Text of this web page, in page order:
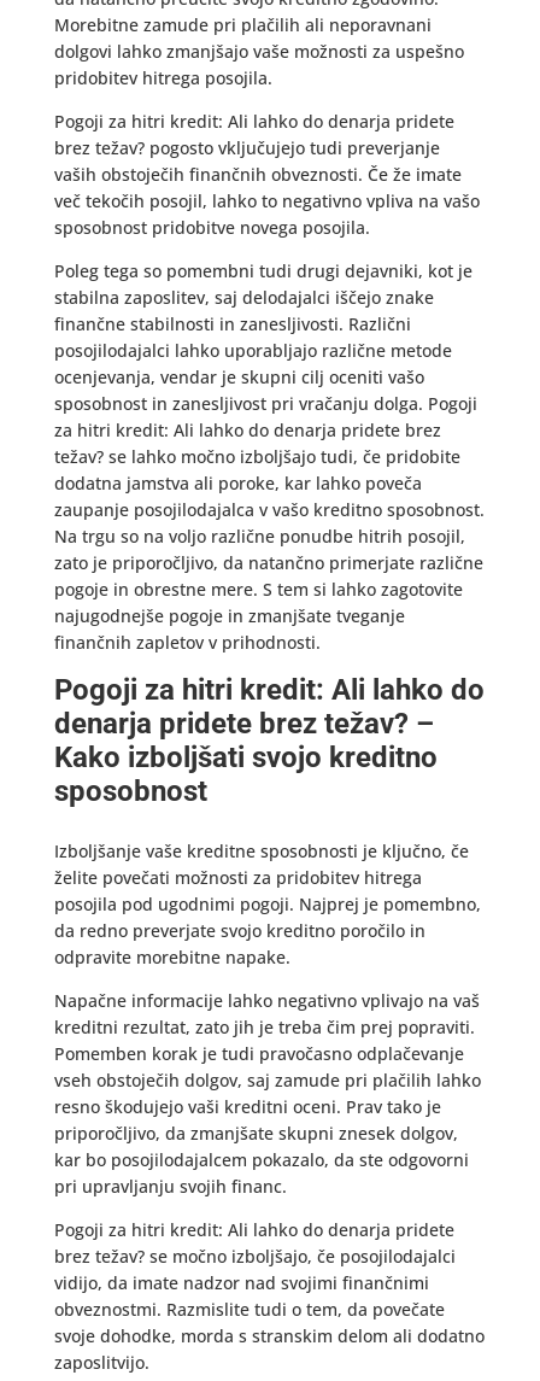
Morebitne zamude pri plačilih ali neporavnani
dolgovi lahko zmanjšajo vaše možnosti za uspešno
pridobitev hitrega posojila.
Pogoji za hitri kredit: Ali lahko do denarja pridete
brez težav? pogosto vključujejo tudi preverjanje
vaših obstoječih finančnih obveznosti. Če že imate
več tekočih posojil, lahko to negativno vpliva na vašo
sposobnost pridobitve novega posojila.
Poleg tega so pomembni tudi drugi dejavniki, kot je
stabilna zaposlitev, saj delodajalci iščejo znake
finančne stabilnosti in zanesljivosti. Različni
posojilodajalci lahko uporabljajo različne metode
ocenjevanja, vendar je skupni cilj oceniti vašo
sposobnost in zanesljivost pri vračanju dolga. Pogoji
za hitri kredit: Ali lahko do denarja pridete brez
težav? se lahko močno izboljšajo tudi, če pridobite
dodatna jamstva ali poroke, kar lahko poveča
zaupanje posojilodajalca v vašo kreditno sposobnost.
Na trgu so na voljo različne ponudbe hitrih posojil,
zato je priporočljivo, da natančno primerjate različne
pogoje in obrestne mere. S tem si lahko zagotovite
najugodnejše pogoje in zmanjšate tveganje
finančnih zapletov v prihodnosti.
Pogoji za hitri kredit: Ali lahko do
denarja pridete brez težav? –
Kako izboljšati svojo kreditno
sposobnost
Izboljšanje vaše kreditne sposobnosti je ključno, če
želite povečati možnosti za pridobitev hitrega
posojila pod ugodnimi pogoji. Najprej je pomembno,
da redno preverjate svojo kreditno poročilo in
odpravite morebitne napake.
Napačne informacije lahko negativno vplivajo na vaš
kreditni rezultat, zato jih je treba čim prej popraviti.
Pomemben korak je tudi pravočasno odplačevanje
vseh obstoječih dolgov, saj zamude pri plačilih lahko
resno škodujejo vaši kreditni oceni. Prav tako je
priporočljivo, da zmanjšate skupni znesek dolgov,
kar bo posojilodajalcem pokazalo, da ste odgovorni
pri upravljanju svojih financ.
Pogoji za hitri kredit: Ali lahko do denarja pridete
brez težav? se močno izboljšajo, če posojilodajalci
vidijo, da imate nadzor nad svojimi finančnimi
obveznostmi. Razmislite tudi o tem, da povečate
svoje dohodke, morda s stranskim delom ali dodatno
zaposlitvijo.